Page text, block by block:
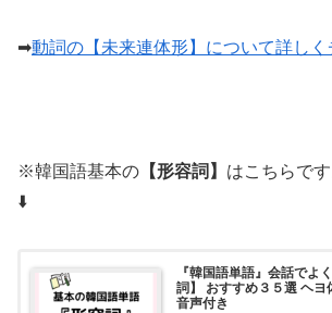
➡動詞の【未来連体形】について詳しく
※韓国語基本の 【形容詞】 はこちらで
⬇️
『韓国語単語』会話でよ
詞】 おすすめ３５選 ヘヨ
音声付き